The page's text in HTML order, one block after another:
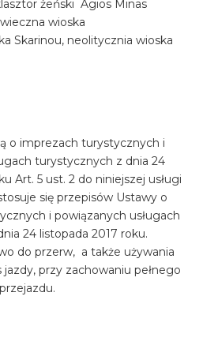
żeński Agios Minas
wioska
Skarinou, neolitycznia wioska
o imprezach turystycznych i
turystycznych z dnia 24
Art. 5 ust. 2 do niniejszej usługi
się przepisów Ustawy o
i powiązanych usługach
24 listopada 2017 roku.
do przerw, a także używania
przy zachowaniu pełnego